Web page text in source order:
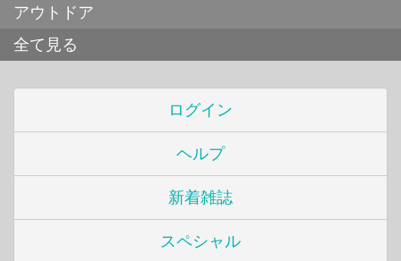
アウトドア
全て見る
ログイン
ヘルプ
新着雑誌
スペシャル